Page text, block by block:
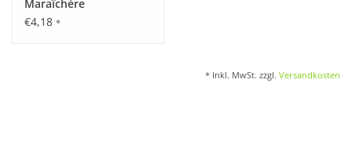
Maraîchère
€4,18 *
* Inkl. MwSt. zzgl. Versandkosten